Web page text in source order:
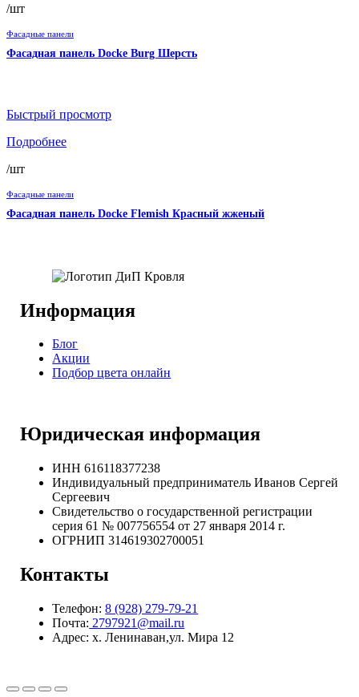
/шт
Фасадные панели
Фасадная панель Docke Burg Шерсть
Быстрый просмотр
Подробнее
/шт
Фасадные панели
Фасадная панель Docke Flemish Красный жженый
Информация
Блог
Акции
Подбор цвета онлайн
Юридическая информация
ИНН 616118377238
Индивидуальный предприниматель Иванов Сергей
Сергеевич
Свидетельство о государственной регистрации
серия 61 № 007756554 от 27 января 2014 г.
ОГРНИП314619302700051
Контакты
Телефон:8 (928) 279-79-21
Почта: 2797921@mail.ru
Адрес: х. Ленинаван,ул. Мира 12